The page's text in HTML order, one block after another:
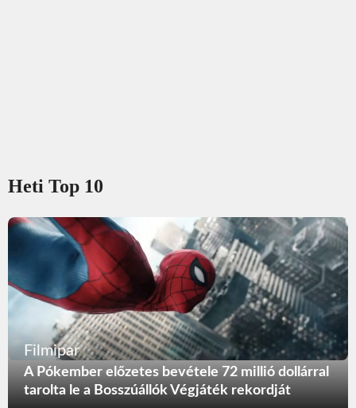
Heti Top 10
Filmipar
A Pókember előzetes bevétele 72 millió dollárral
tarolta le a Bosszúállók Végjáték rekordját